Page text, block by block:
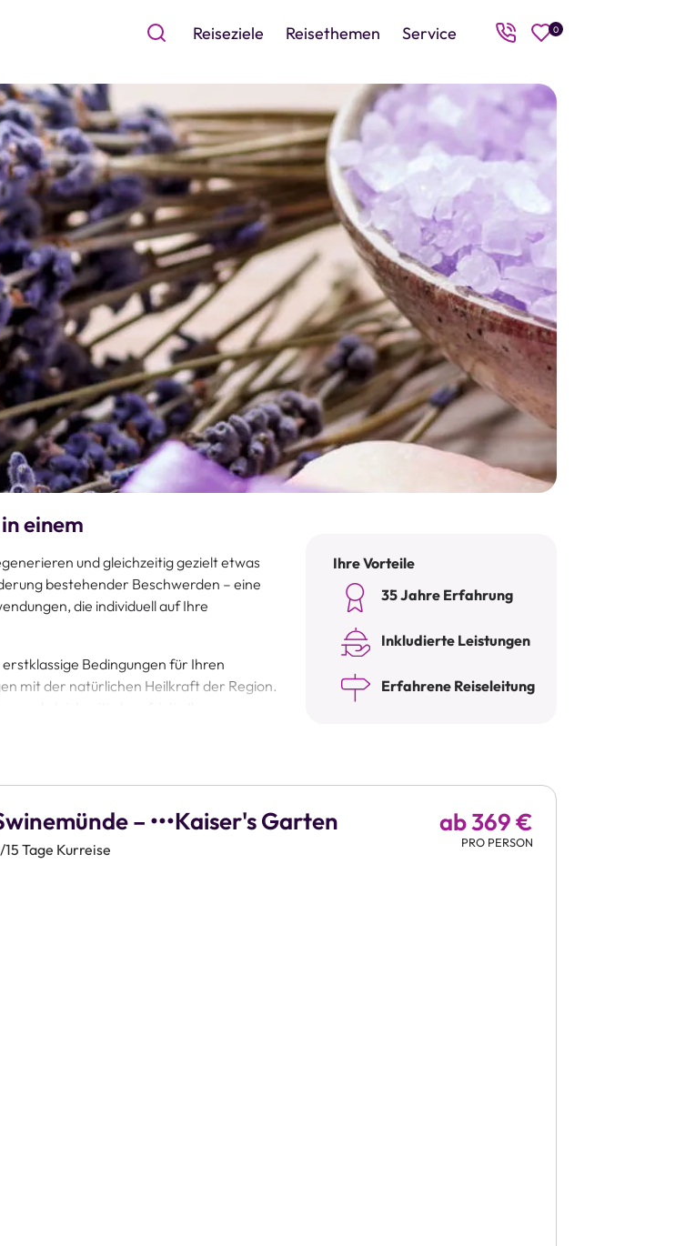
Reiseziele Reisethemen Service 0
einem
und gleichzeitig gezielt etwas
bestehender Beschwerden – eine
die individuell auf Ihre
Bedingungen für Ihren
mit der natürlichen Heilkraft der Region.
und gleichzeitig langfristig Ihr
Wellnesshotels perfekte
und einem breiten Angebot
Körper und Seele in Einklang zu
Ihre Vorteile
35 Jahre Erfahrung
Inkludierte Leistungen
Erfahrene Reiseleitung
15 Tage Kurreise
– •••Kaiser's Garten ab 369 €
PRO PERSON